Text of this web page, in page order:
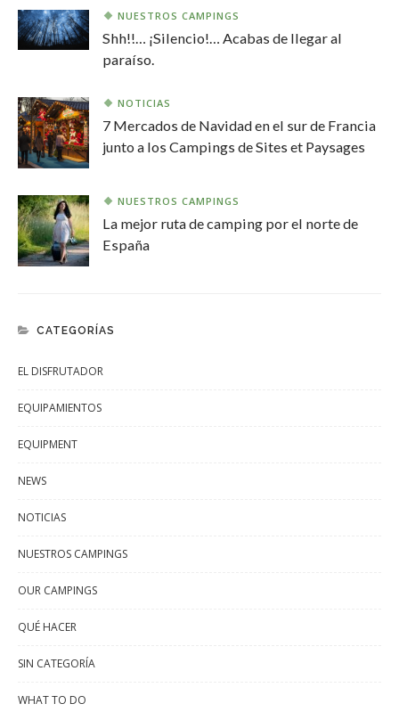
NUESTROS CAMPINGS
Shh!!… ¡Silencio!… Acabas de llegar al
paraíso.
NOTICIAS
7 Mercados de Navidad en el sur de Francia
junto a los Campings de Sites et Paysages
NUESTROS CAMPINGS
La mejor ruta de camping por el norte de
España
CATEGORÍAS
EL DISFRUTADOR
EQUIPAMIENTOS
EQUIPMENT
NEWS
NOTICIAS
NUESTROS CAMPINGS
OUR CAMPINGS
QUÉ HACER
SIN CATEGORÍA
WHAT TO DO